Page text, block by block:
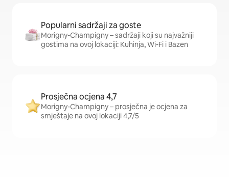
Popularni sadržaji za goste
Morigny-Champigny – sadržaji koji su najvažniji
gostima na ovoj lokaciji: Kuhinja, Wi-Fi i Bazen
Prosječna ocjena 4,7
Morigny-Champigny – prosječna je ocjena za
smještaje na ovoj lokaciji 4,7/5